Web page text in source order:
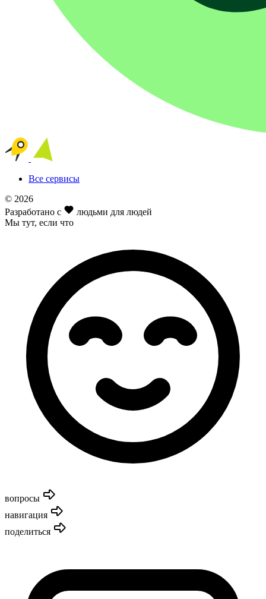
Все сервисы
© 2026
Разработано с
людьми для людей
Мы тут, если что
вопросы
навигация
поделиться